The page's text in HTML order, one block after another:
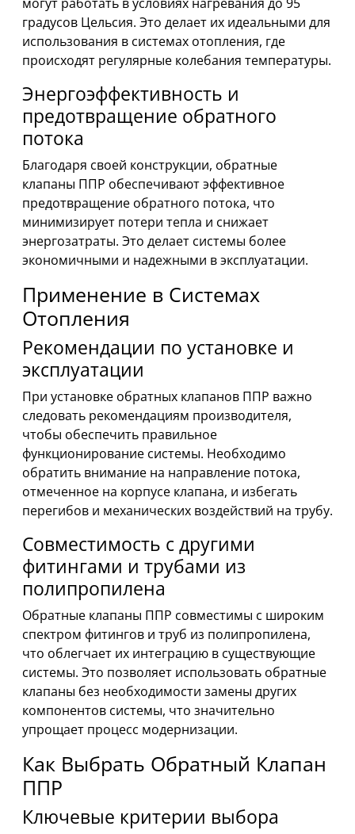
градусов Цельсия. Это делает их идеальными для
использования в системах отопления, где
происходят регулярные колебания температуры.
Энергоэффективность и
предотвращение обратного
потока
Благодаря своей конструкции, обратные
клапаны ППР обеспечивают эффективное
предотвращение обратного потока, что
минимизирует потери тепла и снижает
энергозатраты. Это делает системы более
экономичными и надежными в эксплуатации.
Применение в Системах
Отопления
Рекомендации по установке и
эксплуатации
При установке обратных клапанов ППР важно
следовать рекомендациям производителя,
чтобы обеспечить правильное
функционирование системы. Необходимо
обратить внимание на направление потока,
отмеченное на корпусе клапана, и избегать
перегибов и механических воздействий на трубу.
Совместимость с другими
фитингами и трубами из
полипропилена
Обратные клапаны ППР совместимы с широким
спектром фитингов и труб из полипропилена,
что облегчает их интеграцию в существующие
системы. Это позволяет использовать обратные
клапаны без необходимости замены других
компонентов системы, что значительно
упрощает процесс модернизации.
Как Выбрать Обратный Клапан
ППР
Ключевые критерии выбора